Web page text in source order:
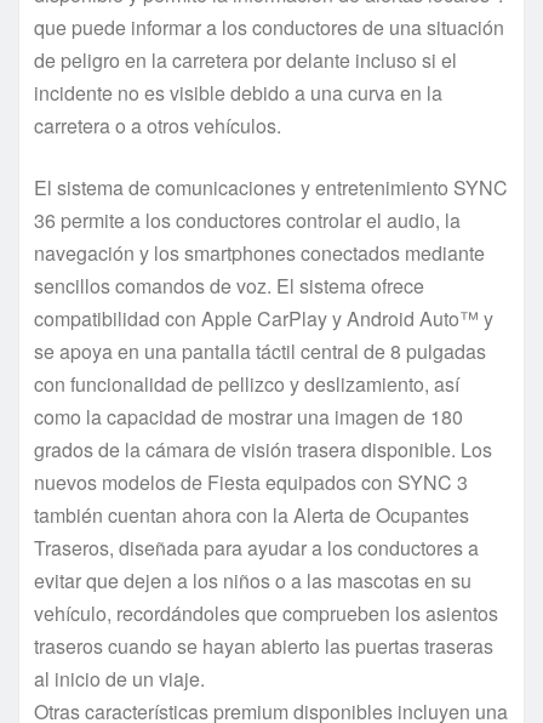
que puede informar a los conductores de una situación
de peligro en la carretera por delante incluso si el
incidente no es visible debido a una curva en la
carretera o a otros vehículos.
El sistema de comunicaciones y entretenimiento SYNC
36 permite a los conductores controlar el audio, la
navegación y los smartphones conectados mediante
sencillos comandos de voz. El sistema ofrece
compatibilidad con Apple CarPlay y Android Auto™ y
se apoya en una pantalla táctil central de 8 pulgadas
con funcionalidad de pellizco y deslizamiento, así
como la capacidad de mostrar una imagen de 180
grados de la cámara de visión trasera disponible. Los
nuevos modelos de Fiesta equipados con SYNC 3
también cuentan ahora con la Alerta de Ocupantes
Traseros, diseñada para ayudar a los conductores a
evitar que dejen a los niños o a las mascotas en su
vehículo, recordándoles que comprueben los asientos
traseros cuando se hayan abierto las puertas traseras
al inicio de un viaje.
Otras características premium disponibles incluyen una